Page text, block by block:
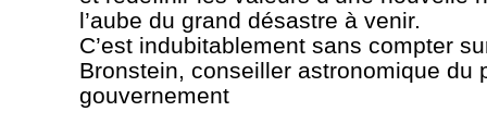
l’aube du grand désastre à venir.
C’est indubitablement sans compter
Bronstein, conseiller astronomique du
gouvernement